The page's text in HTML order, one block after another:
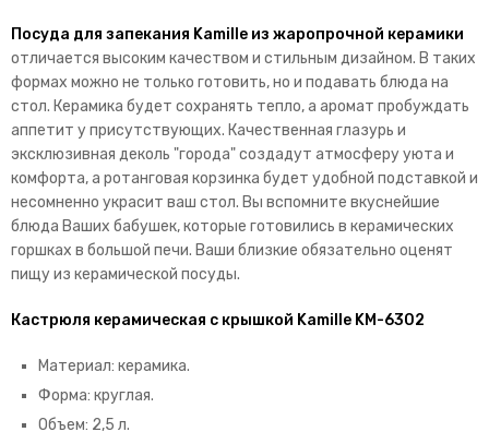
Посуда для запекания Kamille из жаропрочной керамики
отличается высоким качеством и стильным дизайном. В таких
формах можно не только готовить, но и подавать блюда на
стол. Керамика будет сохранять тепло, а аромат пробуждать
аппетит у присутствующих. Качественная глазурь и
эксклюзивная деколь "города" создадут атмосферу уюта и
комфорта, а ротанговая корзинка будет удобной подставкой и
несомненно украсит ваш стол. Вы вспомните вкуснейшие
блюда Ваших бабушек, которые готовились в керамических
горшках в большой печи. Ваши близкие обязательно оценят
пищу из керамической посуды.
Кастрюля керамическая с крышкой Kamille KM-6302
Материал: керамика.
Форма: круглая.
Объем: 2,5 л.